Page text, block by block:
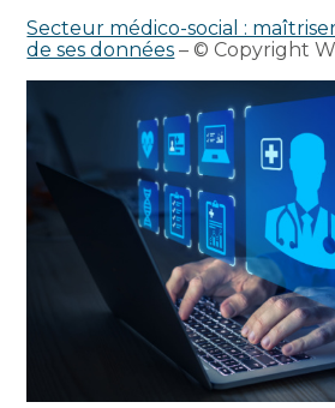
Secteur médico-social :
de ses données – © Copyright